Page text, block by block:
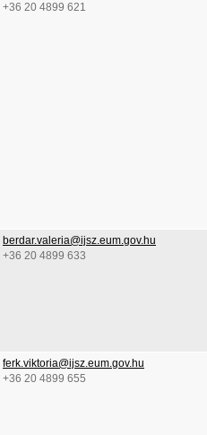
+36 20 4899 621
berdar.valeria@ijsz.eum.gov.hu
+36 20 4899 633
ferk.viktoria@ijsz.eum.gov.hu
+36 20 4899 655